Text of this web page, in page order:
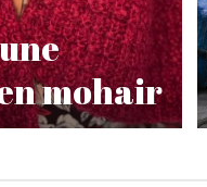
mohair